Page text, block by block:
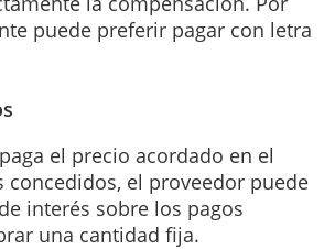
puede preferir pagar con letra
el precio acordado en el
concedidos, el proveedor puede
interés sobre los pagos
una cantidad fija.